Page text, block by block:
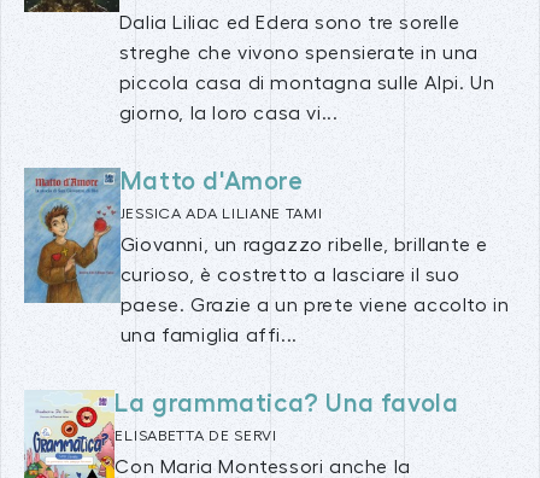
Dalia Liliac ed Edera sono tre sorelle
streghe che vivono spensierate in una
piccola casa di montagna sulle Alpi. Un
giorno, la loro casa vi...
Matto d'Amore
JESSICA ADA LILIANE TAMI
Giovanni, un ragazzo ribelle, brillante e
curioso, è costretto a lasciare il suo
paese. Grazie a un prete viene accolto in
una famiglia affi...
La grammatica? Una favola
ELISABETTA DE SERVI
Con Maria Montessori anche la